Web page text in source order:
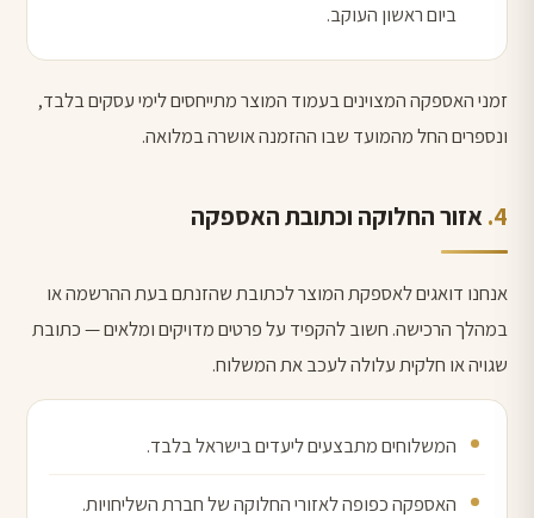
ביום ראשון העוקב.
זמני האספקה המצוינים בעמוד המוצר מתייחסים לימי עסקים בלבד,
ונספרים החל מהמועד שבו ההזמנה אושרה במלואה.
אזור החלוקה וכתובת האספקה
אנחנו דואגים לאספקת המוצר לכתובת שהזנתם בעת ההרשמה או
במהלך הרכישה. חשוב להקפיד על פרטים מדויקים ומלאים — כתובת
שגויה או חלקית עלולה לעכב את המשלוח.
המשלוחים מתבצעים ליעדים בישראל בלבד.
האספקה כפופה לאזורי החלוקה של חברת השליחויות.